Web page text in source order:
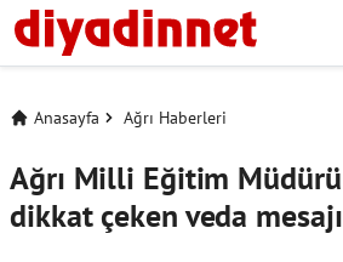
Anasayfa Ağrı Haberleri
Ağrı Milli Eğitim Müdürü
dikkat çeken veda mesajı